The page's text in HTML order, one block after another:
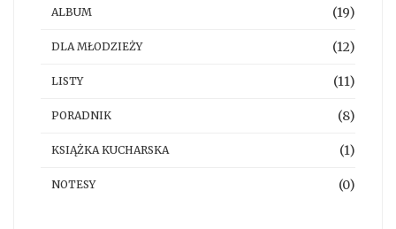
ALBUM (19)
DLA MŁODZIEŻY (12)
LISTY (11)
PORADNIK (8)
KSIĄŻKA KUCHARSKA (1)
NOTESY (0)